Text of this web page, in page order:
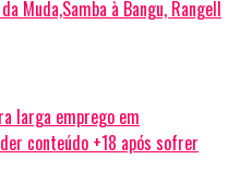
Muda,Samba à Bangu, Rangell
larga emprego em
conteúdo +18 após sofrer